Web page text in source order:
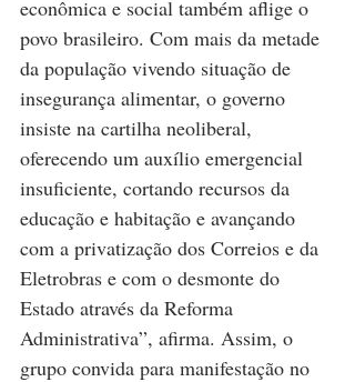
econômica e social também aflige o
povo brasileiro. Com mais da metade
da população vivendo situação de
insegurança alimentar, o governo
insiste na cartilha neoliberal,
oferecendo um auxílio emergencial
insuficiente, cortando recursos da
educação e habitação e avançando
com a privatização dos Correios e da
Eletrobras e com o desmonte do
Estado através da Reforma
Administrativa”, afirma. Assim, o
grupo convida para manifestação no